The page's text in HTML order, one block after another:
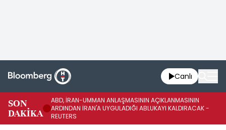
Canlı
SON
DAKİKA
ABD, İRAN-UMMAN ANLAŞMASININ AÇIKLANMASININ
ARDINDAN İRAN'A UYGULADIĞI ABLUKAYI KALDIRACAK -
REUTERS